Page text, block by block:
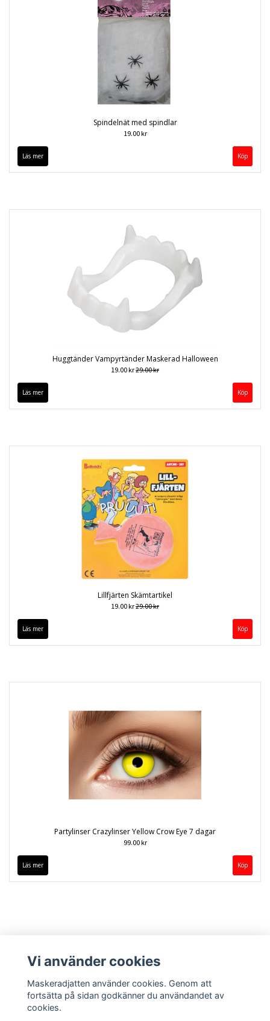
Spindelnät med spindlar
19.00 kr
Läs mer
Huggtänder Vampyrtänder Maskerad Halloween
19.00 kr29.00 kr
Läs mer
Lillfjärten Skämtartikel
19.00 kr29.00 kr
Läs mer
Partylinser Crazylinser Yellow Crow Eye 7 dagar
99.00 kr
Läs mer
Vi använder cookies
Maskeradjatten använder cookies. Genom att
fortsätta på sidan godkänner du användandet av
cookies.